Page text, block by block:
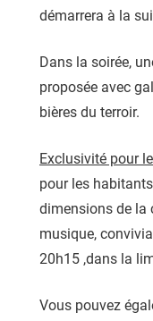
démarrera à la
Dans la soirée,
proposée avec
bières du terroir.
Exclusivité pour
pour les
dimensions de la
musique,
20h15 ,dans la
Vous pouvez